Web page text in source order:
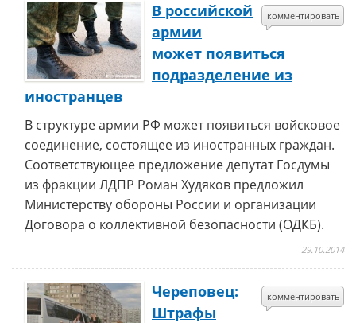
комментировать
В российской
армии
может появиться
подразделение из
иностранцев
В структуре армии РФ может появиться войсковое
соединение, состоящее из иностранных граждан.
Соответствующее предложение депутат Госдумы
из фракции ЛДПР Роман Худяков предложил
Министерству обороны России и организации
Договора о коллективной безопасности (ОДКБ).
29.10.2014
комментировать
Череповец:
Штрафы